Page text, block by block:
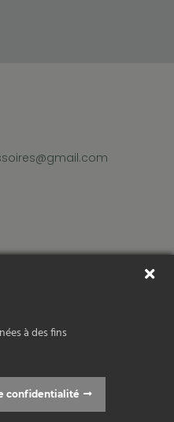
à des fins
confidentialité